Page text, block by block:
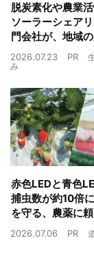
脱炭素化や農業活
ソーラーシェア
門会社が、地域
や経済循環をワ
でサポート
2026.07.23 PR
み
赤色LEDと青色
捕虫数が約10倍
を守る、農薬に
ザミウマ対策
2026.07.06 PR